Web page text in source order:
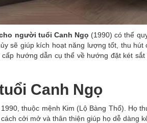
người tuổi Canh Ngọ (1990) có thể
sẽ giúp kích hoạt năng lượng tốt, thu
hướng dẫn cụ thể về hướng đặt két
Canh Ngọ
thuộc mệnh Kim (Lộ Bàng Thổ). Họ
cởi mở và thân thiện giúp họ dễ dàng